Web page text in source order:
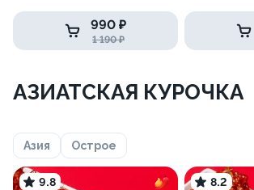
990 ₽
1 190 ₽
АЗИАТСКАЯ КУРОЧКА
Азия Острое
9.8 8.2